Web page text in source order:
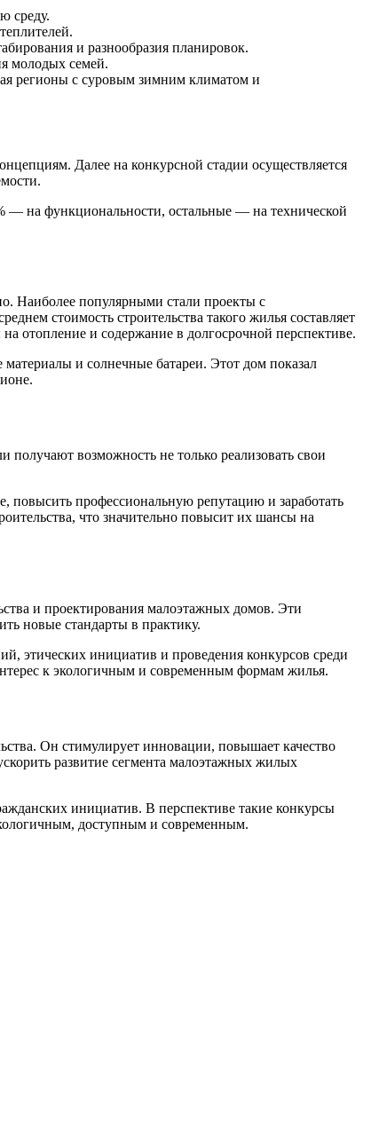
среду.
и разнообразия планировок.
молодых семей.
регионы с суровым зимним климатом и
Далее на конкурсной стадии осуществляется
— на функциональности, остальные — на технической
Наиболее популярными стали проекты с
стоимость строительства такого жилья составляет
отопление и содержание в долгосрочной перспективе.
и солнечные батареи. Этот дом показал
возможность не только реализовать свои
повысить профессиональную репутацию и заработать
что значительно повысит их шансы на
и проектирования малоэтажных домов. Эти
новые стандарты в практику.
этических инициатив и проведения конкурсов среди
к экологичным и современным формам жилья.
Он стимулирует инновации, повышает качество
развитие сегмента малоэтажных жилых
инициатив. В перспективе такие конкурсы
доступным и современным.